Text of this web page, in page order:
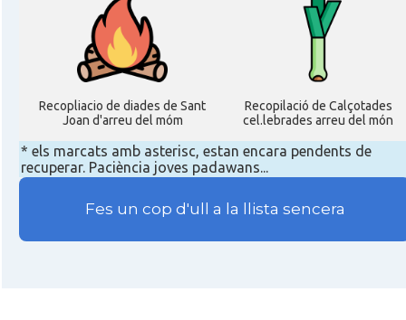
Recopliacio de diades de Sant
Joan d'arreu del móm
Recopilació de Calçotades
cel.lebrades arreu del món
* els marcats amb asterisc, estan encara pendents de
recuperar. Paciència joves padawans...
Fes un cop d'ull a la llista sencera